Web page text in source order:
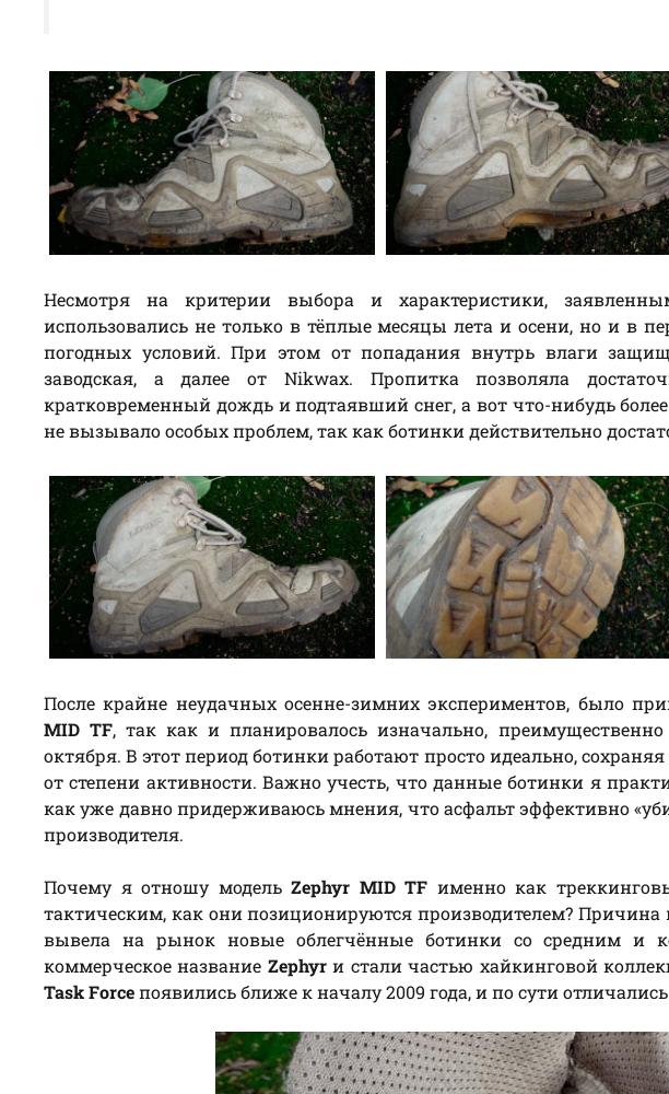
Несмотря на критерии выбора и характеристики,
использовались не только в тёплые месяцы лета и осени, но и в
погодных условий. При этом от попадания внутрь влаги
заводская, а далее от Nikwax. Пропитка позволяла
кратковременный дождь и подтаявший снег, а вот что-нибудь более
не вызывало особых проблем, так как ботинки действительно
После крайне неудачных осенне-зимних экспериментов, было
MID TF, так как и планировалось изначально,
октября. В этот период ботинки работают просто идеально,
от степени активности. Важно учесть, что данные ботинки я
как уже давно придерживаюсь мнения, что асфальт эффективно
производителя.
Почему я отношу модельZephyr MID TF именно как
тактическим, как они позиционируются производителем? Причина
вывела на рынок новые облегчённые ботинки со средним и
коммерческое название Zephyrи стали частью хайкинговой
Task Forceпоявились ближе к началу 2009 года, и по сути